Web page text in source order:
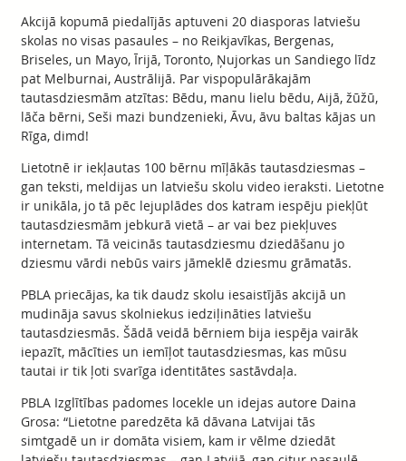
Akcijā kopumā piedalījās aptuveni 20 diasporas latviešu
skolas no visas pasaules – no Reikjavīkas, Bergenas,
Briseles, un Mayo, Īrijā, Toronto, Ņujorkas un Sandiego līdz
pat Melburnai, Austrālijā. Par vispopulārākajām
tautasdziesmām atzītas: Bēdu, manu lielu bēdu, Aijā, žūžū,
lāča bērni, Seši mazi bundzenieki, Āvu, āvu baltas kājas un
Rīga, dimd!
Lietotnē ir iekļautas 100 bērnu mīļākās tautasdziesmas –
gan teksti, meldijas un latviešu skolu video ieraksti. Lietotne
ir unikāla, jo tā pēc lejuplādes dos katram iespēju piekļūt
tautasdziesmām jebkurā vietā – ar vai bez piekļuves
internetam. Tā veicinās tautasdziesmu dziedāšanu jo
dziesmu vārdi nebūs vairs jāmeklē dziesmu grāmatās.
PBLA priecājas, ka tik daudz skolu iesaistījās akcijā un
mudināja savus skolniekus iedziļināties latviešu
tautasdziesmās. Šādā veidā bērniem bija iespēja vairāk
iepazīt, mācīties un iemīļot tautasdziesmas, kas mūsu
tautai ir tik ļoti svarīga identitātes sastāvdaļa.
PBLA Izglītības padomes locekle un idejas autore Daina
Grosa: “Lietotne paredzēta kā dāvana Latvijai tās
simtgadē un ir domāta visiem, kam ir vēlme dziedāt